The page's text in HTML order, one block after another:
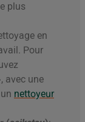
plus
en
Pour
avec une
nettoyeur